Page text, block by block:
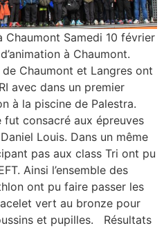
Chaumont Samedi 10 février
à Chaumont.
Chaumont et Langres ont
avec dans un premier
à la piscine de Palestra.
fut consacré aux épreuves
Louis. Dans un même
pas aux class Tri ont pu
Ainsi l’ensemble des
ont pu faire passer les
vert au bronze pour
et pupilles. Résultats